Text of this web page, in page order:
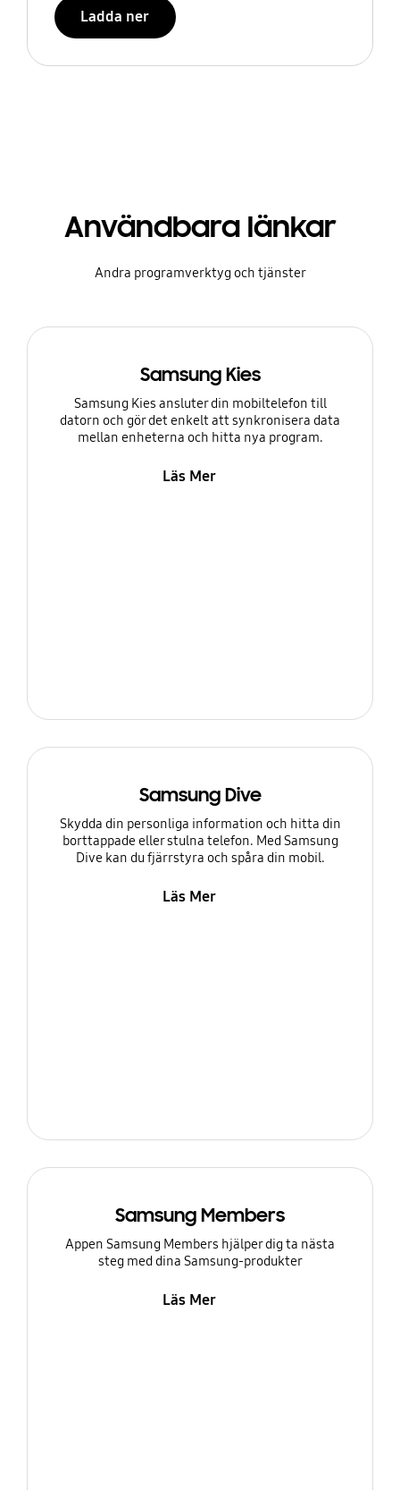
Ladda ner
Användbara länkar
Andra programverktyg och tjänster
Samsung Kies
Samsung Kies ansluter din mobiltelefon till
datorn och gör det enkelt att synkronisera data
mellan enheterna och hitta nya program.
Läs Mer
Samsung Dive
Skydda din personliga information och hitta din
borttappade eller stulna telefon. Med Samsung
Dive kan du fjärrstyra och spåra din mobil.
Läs Mer
Samsung Members
Appen Samsung Members hjälper dig ta nästa
steg med dina Samsung-produkter
Läs Mer